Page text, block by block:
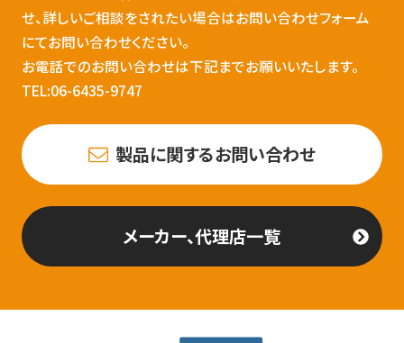
せ、詳しいご相談をされたい場合はお問い合わせフォーム
にてお問い合わせください。
お電話でのお問い合わせは下記までお願いいたします。
TEL:06-6435-9747
製品に関するお問い合わせ
メーカー、代理店一覧